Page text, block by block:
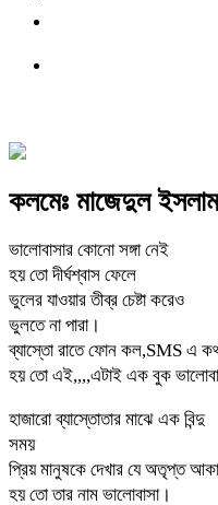
কলমেঃ মাজেদুল ইসলাম
ভালোবাসার কোনো সঙ্গা নেই
হয় তো দীর্ঘশ্বাস ফেলে
ভুলের যাওয়ার তীব্র চেষ্টা করেও
ভুলতে না পারা।
ব্যাস্তো রাতে ফোন কল,SMS এ
হয় তো এই,,,,এটাই এক বুক
হাজারো ব্যাস্তোতার মাঝে এক বিন্দু
সময়
প্রিয় মানুষকে দেখার যে অতৃপ্ত
হয় তো তার নাম ভালোবাসা।